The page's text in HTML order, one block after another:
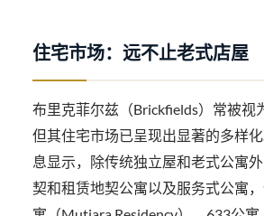
住宅市场：远不止老式店屋
布里克菲尔兹（Brickfields）常被视
但其住宅市场已呈现出显著的多样
息显示，除传统独立屋和老式公寓
契和租赁地契公寓以及服务式公寓